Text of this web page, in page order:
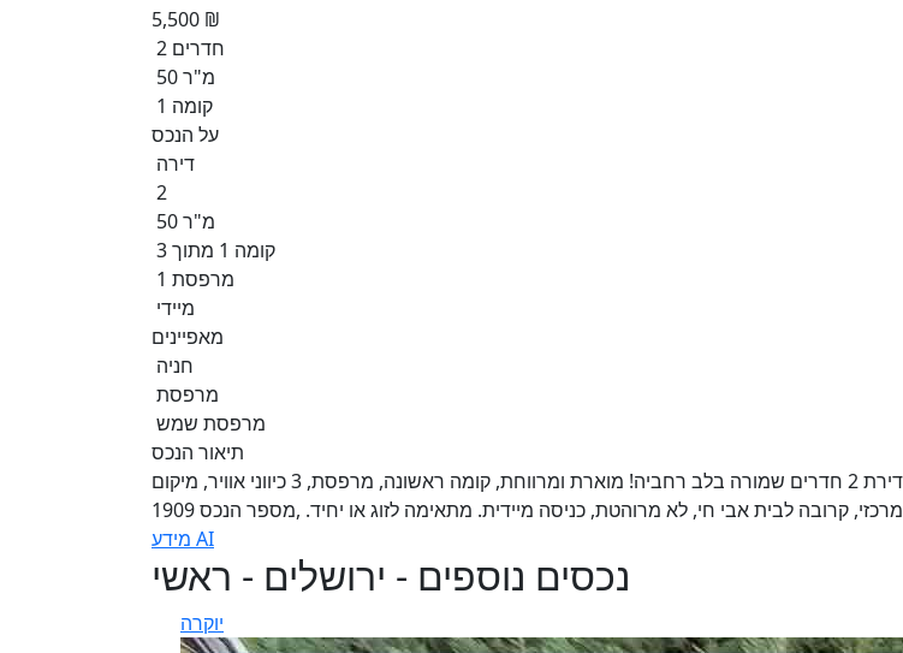
5,500 ₪
2 חדרים
50 מ"ר
קומה 1
על הנכס
דירה
2
50 מ"ר
קומה 1 מתוך 3
1 מרפסת
מיידי
מאפיינים
חניה
מרפסת
מרפסת שמש
תיאור הנכס
להשכרה – דירת 2 חדרים שמורה בלב רחביה! מוארת ומרווחת, קומה ראשונה, מרפסת, 3 כיווני אוויר, מיקום
מרכזי, קרובה לבית אבי חי, לא מרוהטת, כניסה מיידית. מתאימה לזוג או יחיד. ,מספר הנכס 1909
מידע AI
נכסים נוספים - ירושלים - ראשי
יוקרה